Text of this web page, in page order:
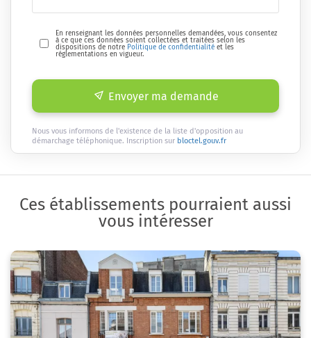
En renseignant les données personnelles demandées, vous consentez
à ce que ces données soient collectées et traitées selon les
dispositions de notre Politique de confidentialité et les
réglementations en vigueur.
Envoyer ma demande
Nous vous informons de l'existence de la liste d'opposition au
démarchage téléphonique. Inscription sur bloctel.gouv.fr
Ces établissements pourraient aussi
vous intéresser